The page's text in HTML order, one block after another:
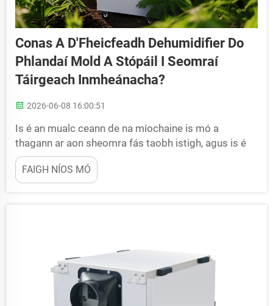
Conas A D'Fheicfeadh Dehumidifier Do
Phlandaí Mold A Stópáil I Seomraí
Táirgeach Inmheánacha?
2026-06-08 16:00:51
Is é an mualc ceann de na míochaine is mó a
thagann ar aon sheomra fás taobh istigh, agus is é
an tiomáin an comhghleacaí is mó leis. Is é
deachraíochóir do phlandaí an uirlis dhíreach is mó a
úsáideann fásaithe chun torthaí breise an aeir a
FAIGH NÍOS MÓ